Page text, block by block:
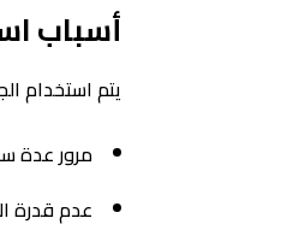
أسباب
يتم استخدام
مرور عدة
عدم قدرة